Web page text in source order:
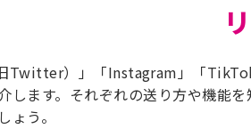
旧Twitter）」「Instagram」「
します。それぞれの送り方や機能
ょう。